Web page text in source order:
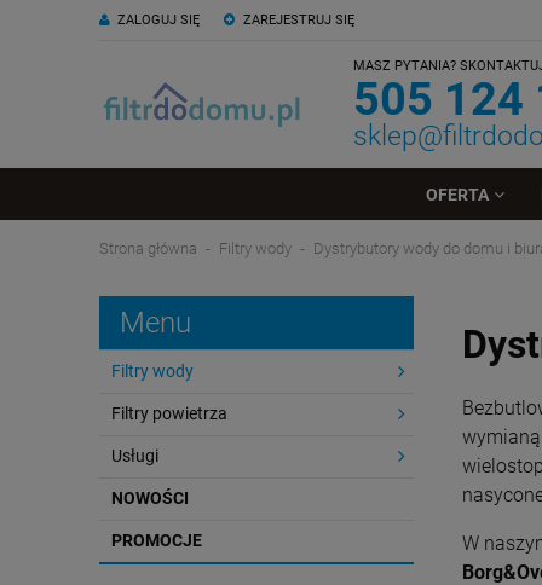
ZAREJESTRUJ SIĘ
ZALOGUJ SIĘ
MASZ PYTANIA?
505 124
OFERTA
Strona główna Filtry wody Dystrybutory wody do domu i
Menu
Filtry wody
Filtry powietrza
Usługi
NOWOŚCI
PROMOCJE
W